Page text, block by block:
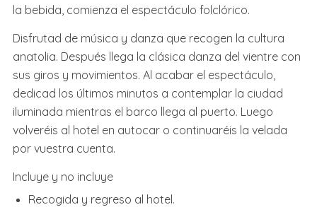
la bebida, comienza el espectáculo folclórico.
Disfrutad de música y danza que recogen la cultura
anatolia. Después llega la clásica danza del vientre con
sus giros y movimientos. Al acabar el espectáculo,
dedicad los últimos minutos a contemplar la ciudad
iluminada mientras el barco llega al puerto. Luego
volveréis al hotel en autocar o continuaréis la velada
por vuestra cuenta.
Incluye y no incluye
Recogida y regreso al hotel.